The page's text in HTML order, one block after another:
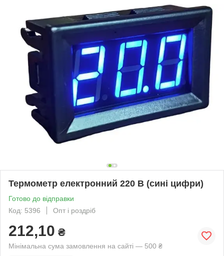
Термометр електронний 220 В (сині цифри)
Готово до відправки
Код: 5396
Опт і роздріб
212,10 ₴
Мінімальна сума замовлення на сайті — 500 ₴